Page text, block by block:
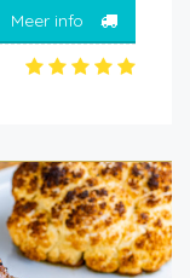
Meer info